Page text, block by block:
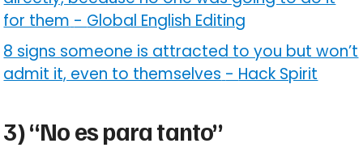
for them-Global English Editing
8 signs someone is attracted to you but won’t
admit it, even to themselves - Hack Spirit
3) “No es para tanto”